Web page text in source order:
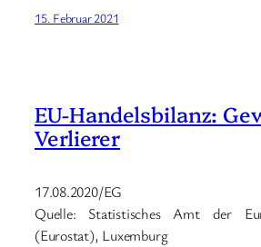
15. Februar 2021
EU-Handelsbilanz:
Verlierer
17.08.2020/EG
Quelle: Statistisches Amt der
(Eurostat), Luxemburg